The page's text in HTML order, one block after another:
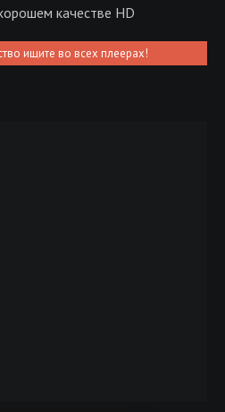
качестве HD
ищите во всех плеерах!